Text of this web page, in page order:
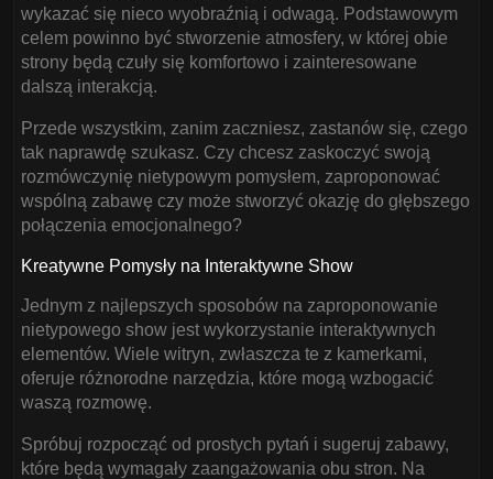
wykazać się nieco wyobraźnią i odwagą. Podstawowym
celem powinno być stworzenie atmosfery, w której obie
strony będą czuły się komfortowo i zainteresowane
dalszą interakcją.
Przede wszystkim, zanim zaczniesz, zastanów się, czego
tak naprawdę szukasz. Czy chcesz zaskoczyć swoją
rozmówczynię nietypowym pomysłem, zaproponować
wspólną zabawę czy może stworzyć okazję do głębszego
połączenia emocjonalnego?
Kreatywne Pomysły na Interaktywne Show
Jednym z najlepszych sposobów na zaproponowanie
nietypowego show jest wykorzystanie interaktywnych
elementów. Wiele witryn, zwłaszcza te z kamerkami,
oferuje różnorodne narzędzia, które mogą wzbogacić
waszą rozmowę.
Spróbuj rozpocząć od prostych pytań i sugeruj zabawy,
które będą wymagały zaangażowania obu stron. Na